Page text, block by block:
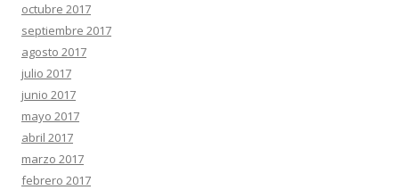
octubre 2017
septiembre 2017
agosto 2017
julio 2017
junio 2017
mayo 2017
abril 2017
marzo 2017
febrero 2017